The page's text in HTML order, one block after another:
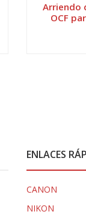
Arriendo
OCF
ENLACES
CANON
NIKON